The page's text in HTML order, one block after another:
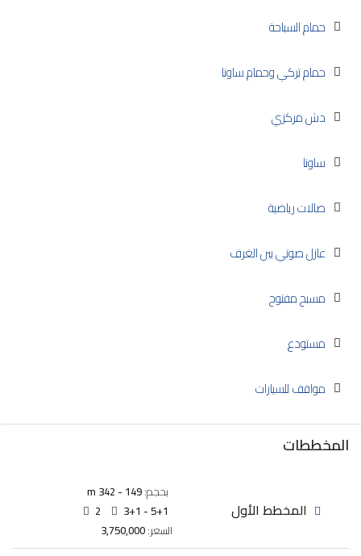
حمام السباحة
حمام تركي وحمام ساونا
دش مركزي
ساونا
صالات رياضية
عازل صوتي بين الغرف
مسبح مفتوح
مستودع
مواقف للسيارات
المخططات
المخطط الأول
بحجم:149 - 342 m
3+1 - 5+1
2
السعر:3,750,000